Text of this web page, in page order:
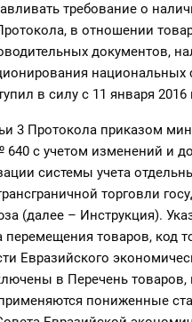
требование о
в отношении
документов,
национальных
в силу с 11 января 2016
3 Протокола приказом
640 с учетом изменений и
системы учета
торговли
(далее – Инструкция).
перемещения товаров, код
Евразийского
в Перечень
пониженные